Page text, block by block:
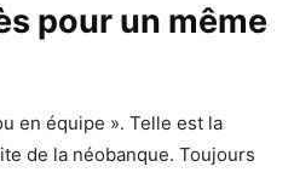
pour un même
en équipe ». Telle est la
de la néobanque. Toujours